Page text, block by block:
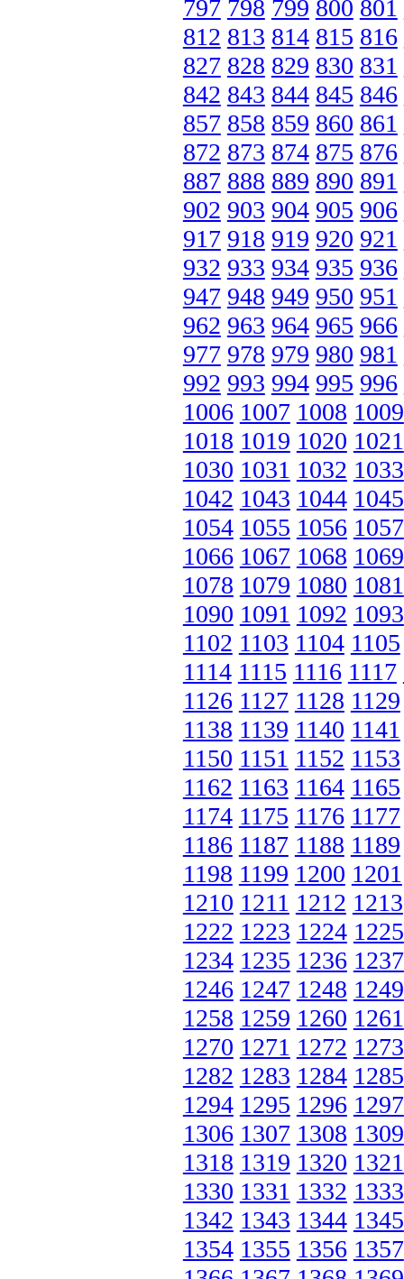
797 798 799 800 801
812 813 814 815 816
827 828 829 830 831
842 843 844 845 846
857 858 859 860 861
872 873 874 875 876
887 888 889 890 891
902 903 904 905 906
917 918 919 920 921
932 933 934 935 936
947 948 949 950 951
962 963 964 965 966
977 978 979 980 981
992 993 994 995 996
1006 1007 1008 1009
1018 1019 1020 1021
1030 1031 1032 1033
1042 1043 1044 1045
1054 1055 1056 1057
1066 1067 1068 1069
1078 1079 1080 1081
1090 1091 1092 1093
1102 1103 1104 1105
1114 1115 1116 1117
1126 1127 1128 1129
1138 1139 1140 1141
1150 1151 1152 1153
1162 1163 1164 1165
1174 1175 1176 1177
1186 1187 1188 1189
1198 1199 1200 1201
1210 1211 1212 1213
1222 1223 1224 1225
1234 1235 1236 1237
1246 1247 1248 1249
1258 1259 1260 1261
1270 1271 1272 1273
1282 1283 1284 1285
1294 1295 1296 1297
1306 1307 1308 1309
1318 1319 1320 1321
1330 1331 1332 1333
1342 1343 1344 1345
1354 1355 1356 1357